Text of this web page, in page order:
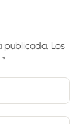
publicada. Los
*